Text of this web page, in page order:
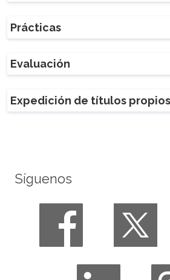
Prácticas
Evaluación
Expedición de títulos
Síguenos